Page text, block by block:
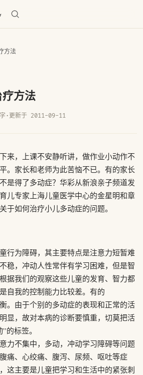
方法
方法
· 更新于 2011-09-11
来，上课不安静听讲，做作业小动作不
。家长和老师为此苦恼不已。有的家长
是得了多动症？华彩从新浪亲子频道发
儿专家上海儿童医学中心的金星明和章
于如何治疗小儿多动症的问题。
行为障碍，其主要特点是注意力短暂难
稳，冲动人性常伴有学习困难，但是智
据我们的观察这些儿童的发育、智力都
自我的控制能力比较差。有的
。由于个别的多动症的表现和正常的活
显，故对本病的诊断要慎重，切莫把活
的标签。
不集中，多动，冲动学习障碍等问题
痛、心绞痛、腹泻、尿频、呕吐等症
这主要是儿童把学习和生活中的紧张刺